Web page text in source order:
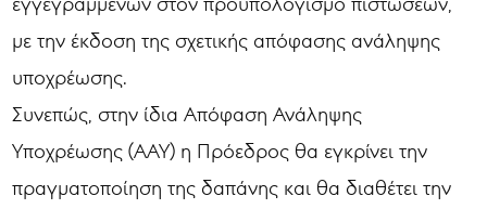
με την έκδοση της σχετικής απόφασης ανάληψης
υποχρέωσης.
Συνεπώς, στην ίδια Απόφαση Ανάληψης
Υποχρέωσης (ΑΑΥ) η Πρόεδρος θα εγκρίνει την
πραγματοποίηση της δαπάνης και θα διαθέτει την